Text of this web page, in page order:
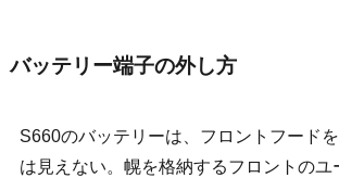
バッテリー端子の外し方
S660のバッテリーは、フロントフード
は見えない。幌を格納するフロントのユ